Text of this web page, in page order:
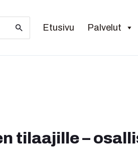
Etusivu Palvelut
tilaajille –